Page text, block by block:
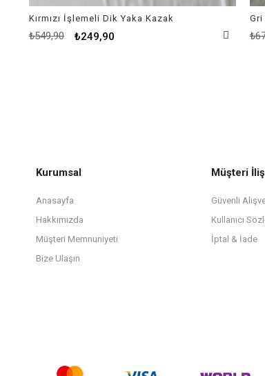
Kırmızı İşlemeli Dik Yaka Kazak
₺249,90
₺549,90
Gri
Kurumsal
Anasayfa
Hakkımızda
Müşteri Memnuniyeti
Bize Ulaşın
Müşteri
Güvenli
Kullanıcı
İptal & İade